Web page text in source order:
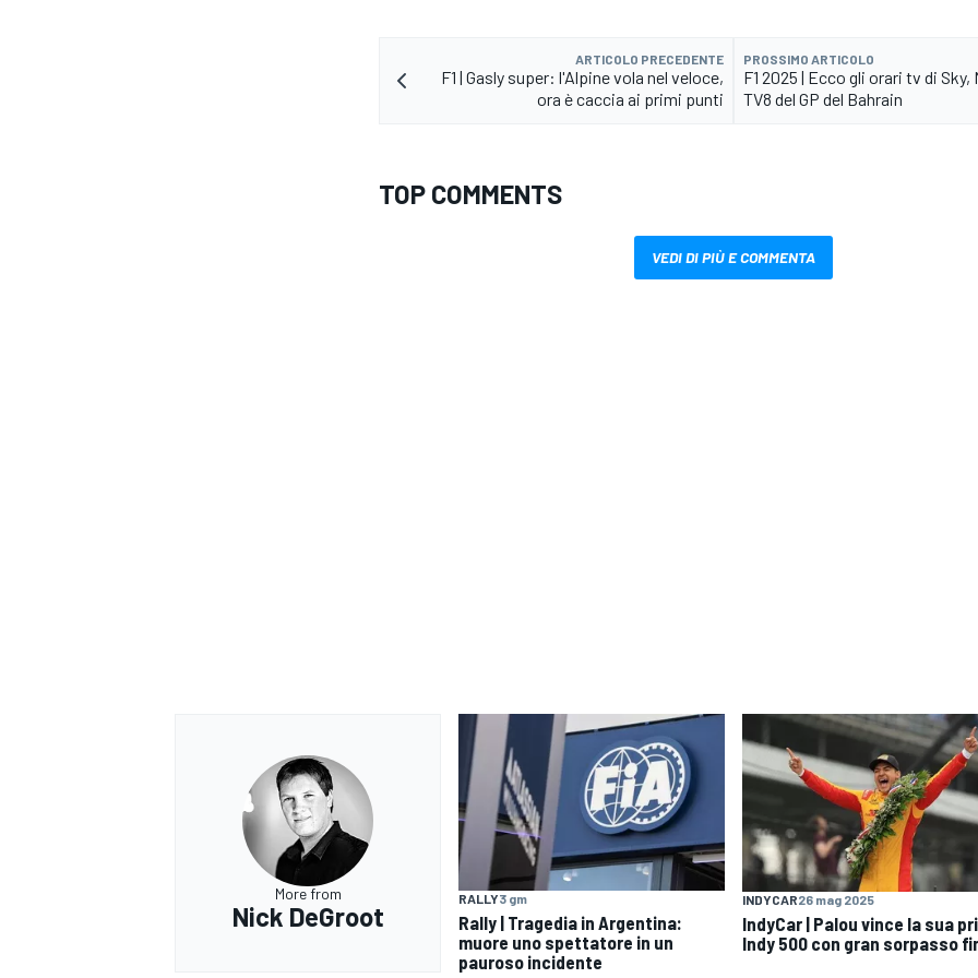
ARTICOLO PRECEDENTE
F1 | Gasly super: l'Alpine vola nel veloce,
ora è caccia ai primi punti
PROSSIMO ARTICOLO
F1 2025 | Ecco gli orari tv di Sky,
TV8 del GP del Bahrain
TOP COMMENTS
VEDI DI PIÙ E COMMENTA
More from
Nick DeGroot
RALLY3 gm
Rally | Tragedia in Argentina:
muore uno spettatore in un
pauroso incidente
INDYCAR26 mag 2025
IndyCar | Palou vince la sua
Indy 500 con gran sorpasso